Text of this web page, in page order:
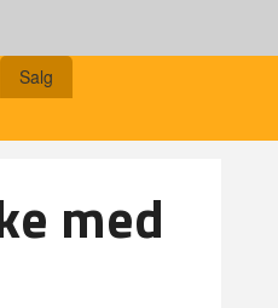
Salg
med